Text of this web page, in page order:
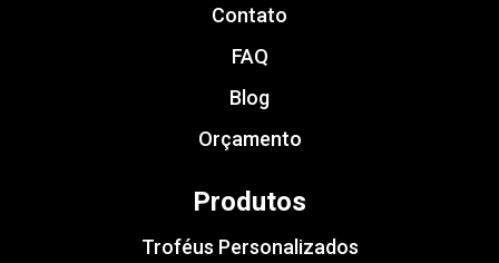
Contato
FAQ
Blog
Orçamento
Produtos
Troféus Personalizados